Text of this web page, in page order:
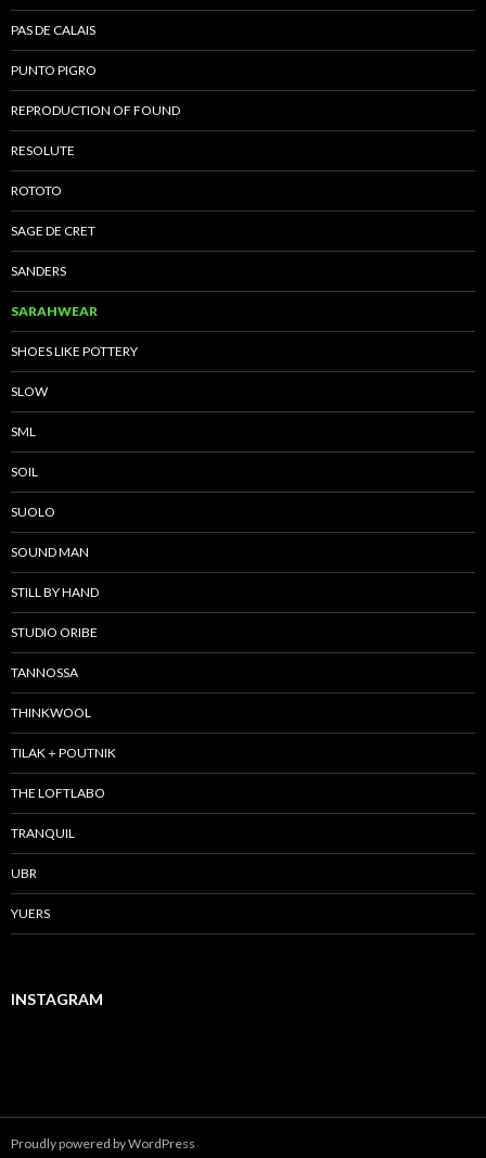
PAS DE CALAIS
PUNTO PIGRO
REPRODUCTION OF FOUND
RESOLUTE
ROTOTO
SAGE DE CRET
SANDERS
SARAHWEAR
SHOES LIKE POTTERY
SLOW
SML
SOIL
SUOLO
SOUND MAN
STILL BY HAND
STUDIO ORIBE
TANNOSSA
THINKWOOL
TILAK＋POUTNIK
THE LOFTLABO
TRANQUIL
UBR
YUERS
INSTAGRAM
Proudly powered by WordPress